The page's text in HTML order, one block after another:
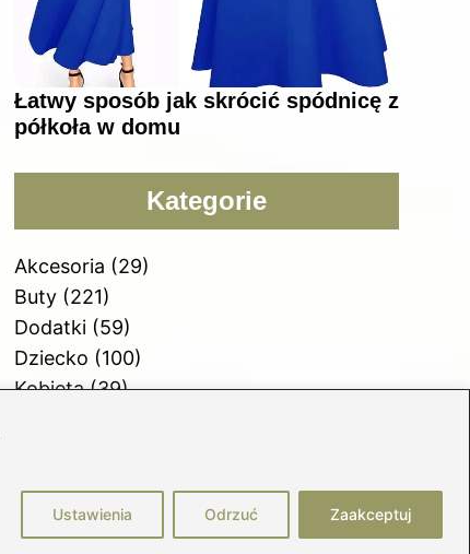
Ustawienia Odrzuć Zaakceptuj
Łatwy sposób jak skrócić spódnicę z
półkoła w domu
Kategorie
Akcesoria (29)
Buty(221)
Dodatki(59)
Dziecko (100)
Kobieta(39)